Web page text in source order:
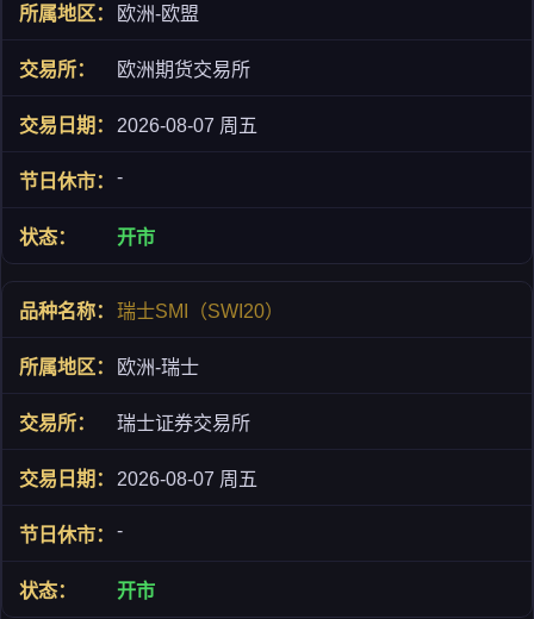
欧洲-欧盟
欧洲期货交易所
2026-08-07 周五
-
开市
瑞士SMI（SWI20）
欧洲-瑞士
瑞士证券交易所
2026-08-07 周五
-
开市